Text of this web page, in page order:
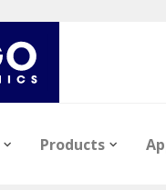
Products